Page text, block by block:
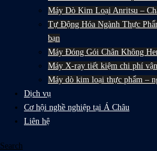
Máy Dò Kim Loại Anritsu –
Tự Động Hóa Ngành Thực
bạn
Máy Đóng Gói Chân Không
Máy X-ray tiết kiệm chi phí
Máy dò kim loại thực phẩm –
Dịch vụ
Cơ hội nghề nghiệp tại Á Châu
Liên hệ
Search